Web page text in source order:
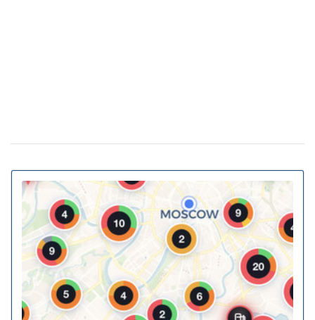
На Украину надвигается циклон Niksala: что
18 августа 16:36
Штрафы до 3400 грн: Кабмин предлагает
ужесточить наказание за нарушение комендантского
часа
10 июля 16:23 За животных в авто будут штрафовать и
лишать свободы: в КГГА напомнили о наказаниях для
водителей
02 июня 13:40 В Украину идет 38-градусная жара: где и
когда ожидается пик температуры